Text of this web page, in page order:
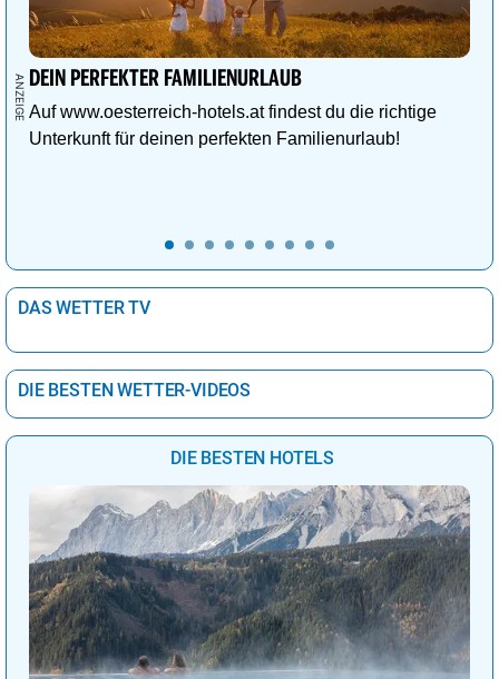
DEIN PERFEKTER FAMILIENURLAUB
Auf www.oesterreich-hotels.at findest du die richtige
Unterkunft für deinen perfekten Familienurlaub!
DAS WETTER TV
DIE BESTEN WETTER-VIDEOS
DIE BESTEN HOTELS